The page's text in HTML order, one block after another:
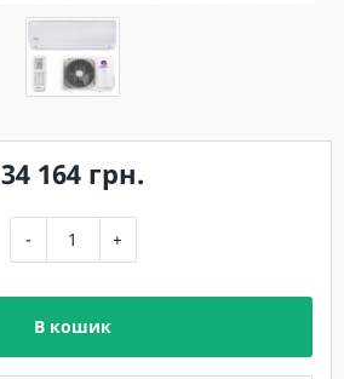
34 164 грн.
- +
В кошик